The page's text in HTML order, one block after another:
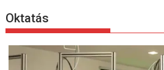
Oktatás